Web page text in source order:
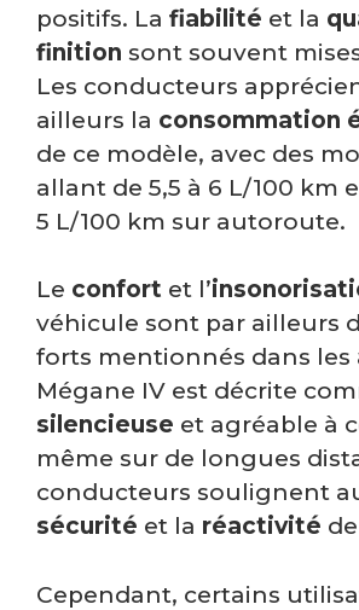
positifs. La fiabilité et la
finition sont souvent
Les conducteurs
ailleurs la consommation
de ce modèle, avec des
allant de 5,5 à 6 L/100 km
5 L/100 km sur autoroute.
Le confort et l’
véhicule sont par ailleurs
forts mentionnés dans les
Mégane IV est décrite
silencieuse et agréable à
même sur de longues
conducteurs soulignent
sécurité et la réactivité
Cependant, certains